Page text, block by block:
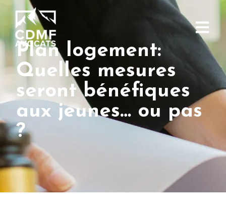
Plan logement:
Quelles mesures
seront bénéfiques
aux jeunes… ou pas
?